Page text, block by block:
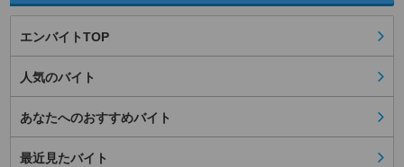
エンバイトTOP
人気のバイト
あなたへのおすすめバイト
最近見たバイト